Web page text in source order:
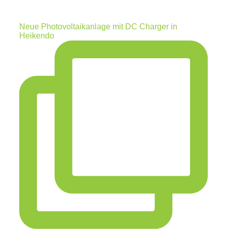
Neue Photovoltaikanlage mit DC Charger in
Heikendo